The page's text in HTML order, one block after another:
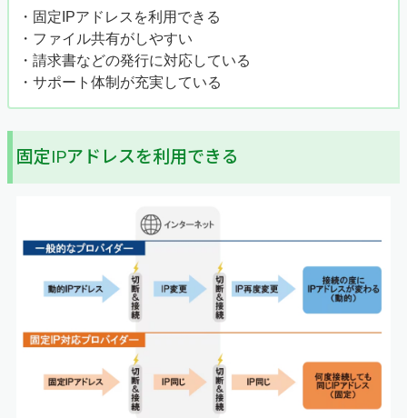
・固定IPアドレスを利用できる
・ファイル共有がしやすい
・請求書などの発行に対応している
・サポート体制が充実している
固定IPアドレスを利用できる